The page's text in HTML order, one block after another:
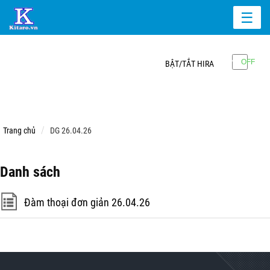
☰
BẬT/TẮT HIRA
Trang chủ DG 26.04.26
Danh sách
Đàm thoại đơn giản 26.04.26